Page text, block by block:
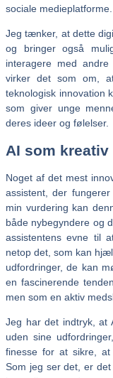
sociale medieplatforme.
Jeg tænker, at dette
og bringer også
interagere med
virker det som om,
teknologisk innovation
som giver unge
deres ideer og følelser.
AI som
Noget af det mest
assistent, der
min vurdering kan
både nybegyndere og
assistentens evne til
netop det, som kan
udfordringer, de kan
en fascinerende
men som en aktiv
Jeg har det indtryk, at
uden sine
finesse for at sikre, at
Som jeg ser det, er